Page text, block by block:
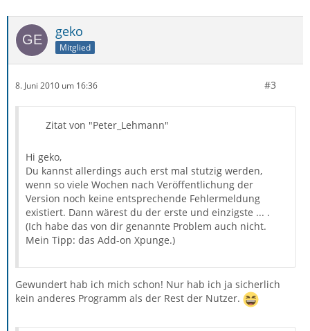
geko
Mitglied
8. Juni 2010 um 16:36 #3
Zitat von "Peter_Lehmann"
Hi geko,
Du kannst allerdings auch erst mal stutzig werden,
wenn so viele Wochen nach Veröffentlichung der
Version noch keine entsprechende Fehlermeldung
existiert. Dann wärest du der erste und einzigste ... .
(Ich habe das von dir genannte Problem auch nicht.
Mein Tipp: das Add-on Xpunge.)
Gewundert hab ich mich schon! Nur hab ich ja sicherlich
kein anderes Programm als der Rest der Nutzer.